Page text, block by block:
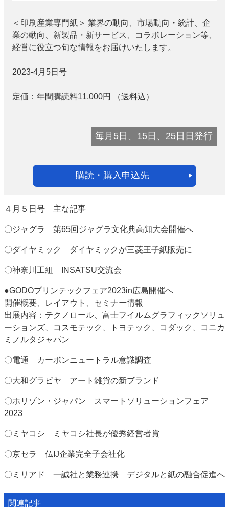
＜印刷産業専門紙＞ 業界の動向、市場動向・統計、企
業の動向、新製品・新サービス、コラボレーション等、
経営に役立つ旬な情報をお届けいたします。
2023-4月5日号
定価： 年間購読料11,000円 （送料込）
毎月5日、15日、25日日発行
購読・購入申込先
４月５日号 主な記事
〇ジャグラ 第65回ジャグラ文化典高知大会開催へ
〇ダイヤミック ダイヤミックが三菱王子紙販売に
〇神奈川工組 INSATSU交流会
●GODOプリンテックフェア2023in広島開催へ
開催概要、レイアウト、セミナー情報
出展内容：テクノロール、富士フイルムグラフィックソリュ
ーションズ、コスモテック、トヨテック、コダック、コニカ
ミノルタジャパン
〇電通 カーボンニュートラル意識調査
〇大和グラビヤ アート雑貨の新ブランド
〇ホリゾン・ジャパン スマートソリューションフェア
2023
〇ミヤコシ ミヤコシ社長が優秀経営者賞
〇京セラ 仏IJ企業完全子会社化
〇ミリアド 一誠社と業務連携 デジタルと紙の融合促進へ
関連記事